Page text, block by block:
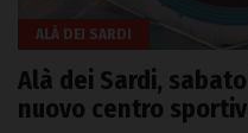
ALÀ DEI SARDI
Alà dei Sardi,
nuovo centro